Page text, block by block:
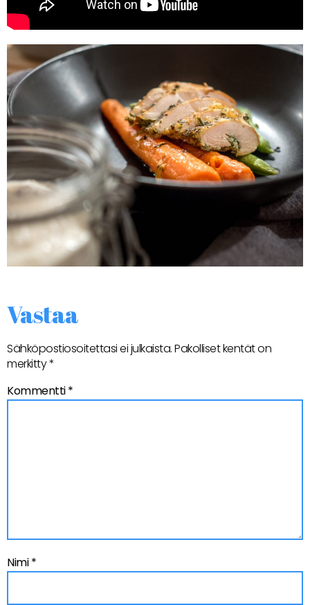
Vastaa
Sähköpostiosoitettasi ei julkaista.Pakolliset kentät on
merkitty*
Kommentti*
Nimi*